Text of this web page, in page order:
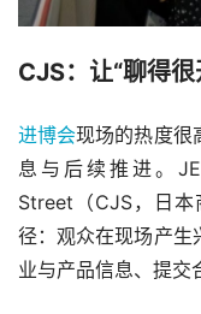
CJS：让“聊得
进博会现场的热度很
息与后续推进。
Street（CJS，日
径：观众在现场产生
业与产品信息、提交